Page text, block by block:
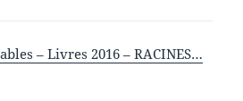
– Livres 2016 – RACINES…